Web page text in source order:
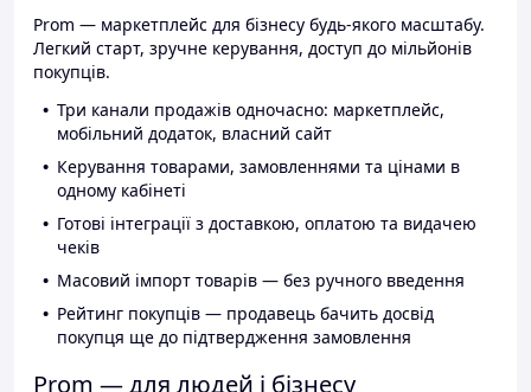
Prom — маркетплейс для бізнесу будь-якого масштабу.
Легкий старт, зручне керування, доступ до мільйонів
покупців.
Три канали продажів одночасно: маркетплейс,
мобільний додаток, власний сайт
Керування товарами, замовленнями та цінами в
одному кабінеті
Готові інтеграції з доставкою, оплатою та видачею
чеків
Масовий імпорт товарів — без ручного введення
Рейтинг покупців — продавець бачить досвід
покупця ще до підтвердження замовлення
Prom — для людей і бізнесу